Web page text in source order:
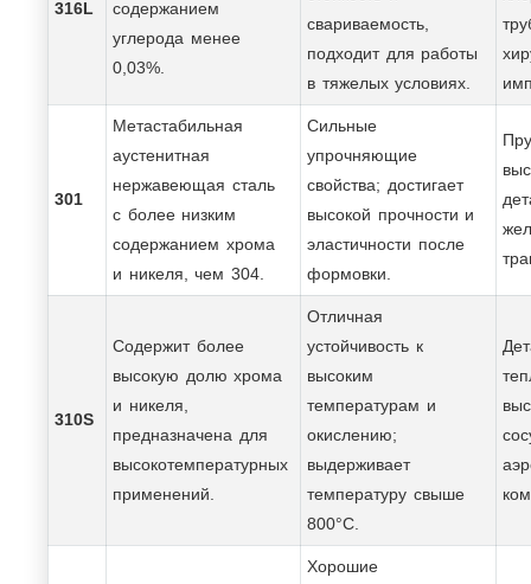
316L
содержанием
углерода менее
0,03%.
свариваемость,
подходит для работы
в тяжелых условиях.
301
Метастабильная
аустенитная
нержавеющая сталь
с более низким
содержанием хрома
и никеля, чем 304.
Сильные
упрочняющие
свойства; достигает
высокой прочности и
эластичности после
формовки.
310S
Содержит более
высокую долю хрома
и никеля,
предназначена для
высокотемпературных
применений.
Отличная
устойчивость к
высоким
температурам и
окислению;
выдерживает
температуру свыше
800°C.
Хорошие